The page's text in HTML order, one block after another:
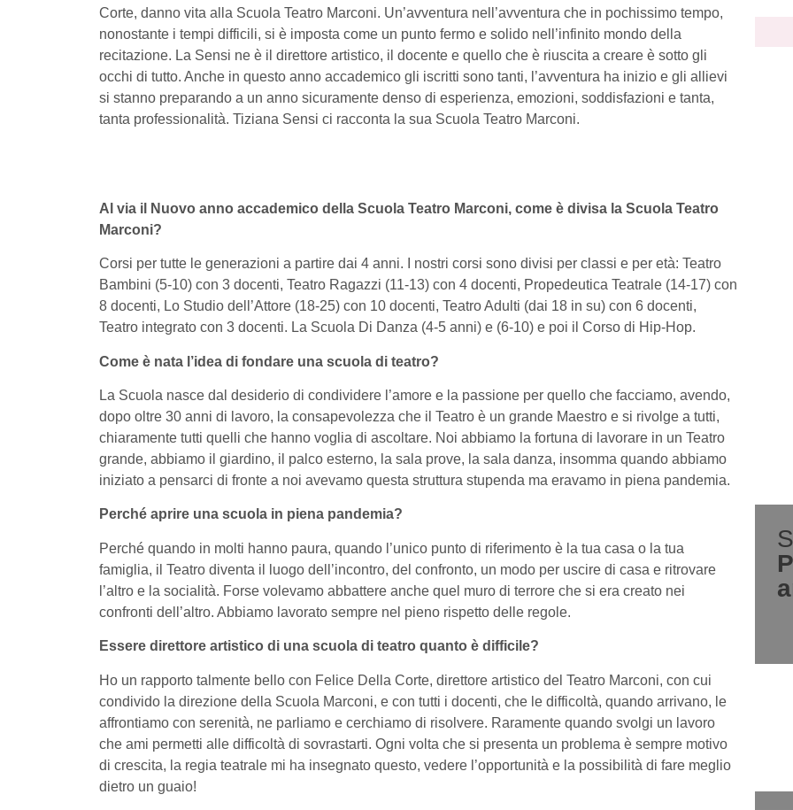
Corte, danno vita alla Scuola Teatro Marconi. Un’avventura nell’avventura che in pochissimo tempo,
nonostante i tempi difficili, si è imposta come un punto fermo e solido nell’infinito mondo della
recitazione. La Sensi ne è il direttore artistico, il docente e quello che è riuscita a creare è sotto gli
occhi di tutto. Anche in questo anno accademico gli iscritti sono tanti, l’avventura ha inizio e gli allievi
si stanno preparando a un anno sicuramente denso di esperienza, emozioni, soddisfazioni e tanta,
tanta professionalità. Tiziana Sensi ci racconta la sua Scuola Teatro Marconi.
Al via il Nuovo anno accademico della Scuola Teatro Marconi, come è divisa la Scuola Teatro
Marconi?
Corsi per tutte le generazioni a partire dai 4 anni. I nostri corsi sono divisi per classi e per età: Teatro
Bambini (5-10) con 3 docenti, Teatro Ragazzi (11-13) con 4 docenti, Propedeutica Teatrale (14-17) con
8 docenti, Lo Studio dell’Attore (18-25) con 10 docenti, Teatro Adulti (dai 18 in su) con 6 docenti,
Teatro integrato con 3 docenti. La Scuola Di Danza (4-5 anni) e (6-10) e poi il Corso di Hip-Hop.
Come è nata l’idea di fondare una scuola di teatro?
La Scuola nasce dal desiderio di condividere l’amore e la passione per quello che facciamo, avendo,
dopo oltre 30 anni di lavoro, la consapevolezza che il Teatro è un grande Maestro e si rivolge a tutti,
chiaramente tutti quelli che hanno voglia di ascoltare. Noi abbiamo la fortuna di lavorare in un Teatro
grande, abbiamo il giardino, il palco esterno, la sala prove, la sala danza, insomma quando abbiamo
iniziato a pensarci di fronte a noi avevamo questa struttura stupenda ma eravamo in piena pandemia.
Perché aprire una scuola in piena pandemia?
Perché quando in molti hanno paura, quando l’unico punto di riferimento è la tua casa o la tua
famiglia, il Teatro diventa il luogo dell’incontro, del confronto, un modo per uscire di casa e ritrovare
l’altro e la socialità. Forse volevamo abbattere anche quel muro di terrore che si era creato nei
confronti dell’altro. Abbiamo lavorato sempre nel pieno rispetto delle regole.
Essere direttore artistico di una scuola di teatro quanto è difficile?
Ho un rapporto talmente bello con Felice Della Corte, direttore artistico del Teatro Marconi, con cui
condivido la direzione della Scuola Marconi, e con tutti i docenti, che le difficoltà, quando arrivano, le
affrontiamo con serenità, ne parliamo e cerchiamo di risolvere. Raramente quando svolgi un lavoro
che ami permetti alle difficoltà di sovrastarti. Ogni volta che si presenta un problema è sempre motivo
di crescita, la regia teatrale mi ha insegnato questo, vedere l’opportunità e la possibilità di fare meglio
dietro un guaio!